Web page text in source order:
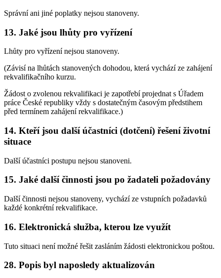
Správní ani jiné poplatky nejsou stanoveny.
13. Jaké jsou lhůty pro vyřízení
Lhůty pro vyřízení nejsou stanoveny.
(Závisí na lhůtách stanovených dohodou, která vychází ze zahájení
rekvalifikačního kurzu.
Žádost o zvolenou rekvalifikaci je zapotřebí projednat s Úřadem
práce České republiky vždy s dostatečným časovým předstihem
před termínem zahájení rekvalifikace.)
14. Kteří jsou další účastníci (dotčení) řešení životní
situace
Další účastníci postupu nejsou stanoveni.
15. Jaké další činnosti jsou po žadateli požadovány
Další činnosti nejsou stanoveny, vychází ze vstupních požadavků
každé konkrétní rekvalifikace.
16. Elektronická služba, kterou lze využít
Tuto situaci není možné řešit zasláním žádosti elektronickou poštou.
28. Popis byl naposledy aktualizován